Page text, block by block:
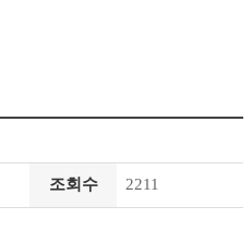
조회수 2211